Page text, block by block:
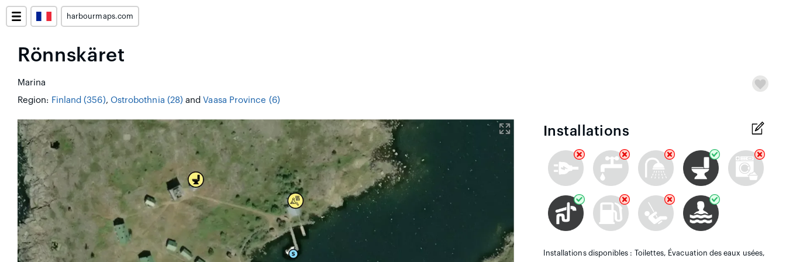
harbourmaps.com
Rönnskäret
Marina
Region: Finland (356), Ostrobothnia (28) and Vaasa Province (6)
Installations
Installations disponibles : Toilettes, Évacuation des eaux usées,